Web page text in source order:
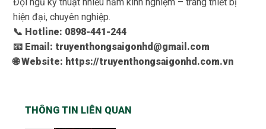
hiện đại, chuyên nghiệp.
📞 Hotline: 0898-441-244
📧 Email: truyenthongsaigonhd@gmail.com
🌐 Website: https://truyenthongsaigonhd.com.vn
THÔNG TIN LIÊN QUAN